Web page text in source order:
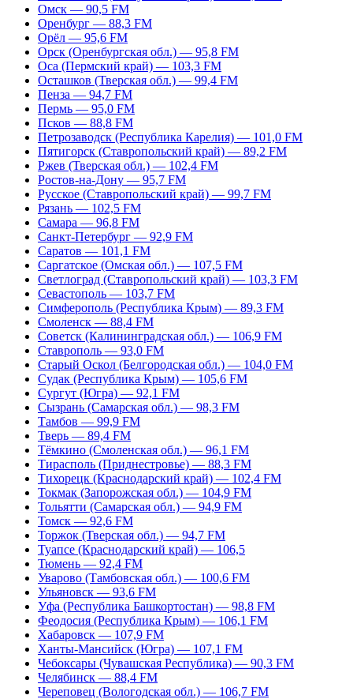
Омск — 90,5 FM
Оренбург — 88,3 FM
Орёл — 95,6 FM
Орск (Оренбургская обл.) — 95,8 FM
Оса (Пермский край) — 103,3 FM
Осташков (Тверская обл.) — 99,4 FM
Пенза — 94,7 FM
Пермь — 95,0 FM
Псков — 88,8 FM
Петрозаводск (Республика Карелия) — 101,0 FM
Пятигорск (Ставропольский край) — 89,2 FM
Ржев (Тверская обл.) — 102,4 FM
Ростов-на-Дону — 95,7 FM
Русское (Ставропольский край) — 99,7 FM
Рязань — 102,5 FM
Самара — 96,8 FM
Санкт-Петербург — 92,9 FM
Саратов — 101,1 FM
Саргатское (Омская обл.) — 107,5 FM
Светлоград (Ставропольский край) — 103,3 FM
Севастополь — 103,7 FM
Симферополь (Республика Крым) — 89,3 FM
Смоленск — 88,4 FM
Советск (Калининградская обл.) — 106,9 FM
Ставрополь — 93,0 FM
Старый Оскол (Белгородская обл.) — 104,0 FM
Судак (Республика Крым) — 105,6 FM
Сургут (Югра) — 92,1 FM
Сызрань (Самарская обл.) — 98,3 FM
Тамбов — 99,9 FM
Тверь — 89,4 FM
Тёмкино (Смоленская обл.) — 96,1 FM
Тирасполь (Приднестровье) — 88,3 FM
Тихорецк (Краснодарский край) — 102,4 FM
Токмак (Запорожская обл.) — 104,9 FM
Тольятти (Самарская обл.) — 94,9 FM
Томск — 92,6 FM
Торжок (Тверская обл.) — 94,7 FM
Туапсе (Краснодарский край) — 106,5
Тюмень — 92,4 FM
Уварово (Тамбовская обл.) — 100,6 FM
Ульяновск — 93,6 FM
Уфа (Республика Башкортостан) — 98,8 FM
Феодосия (Республика Крым) — 106,1 FM
Хабаровск — 107,9 FM
Ханты-Мансийск (Югра) — 107,1 FM
Чебоксары (Чувашская Республика) — 90,3 FM
Челябинск — 88,4 FM
Череповец (Вологодская обл.) — 106,7 FM